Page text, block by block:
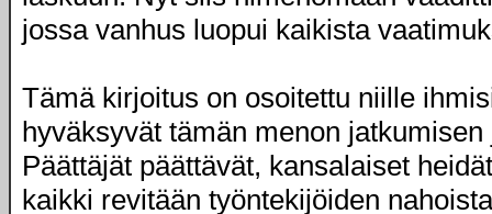
jossa vanhus luopui kaikista
Tämä kirjoitus on osoitettu niille
hyväksyvät tämän menon
Päättäjät päättävät, kansalaiset
kaikki revitään työntekijöiden